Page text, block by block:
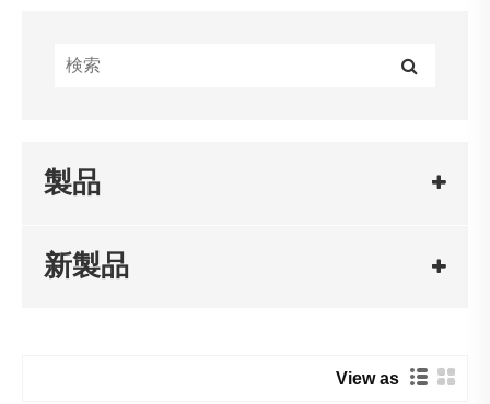
製品
新製品
View as